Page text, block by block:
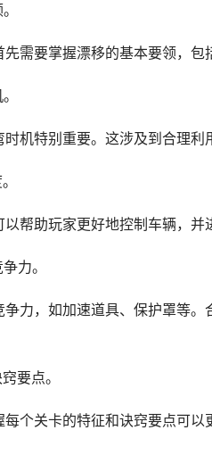
需要掌握漂移的基本要领，包
机特别重要。这涉及到合理利
帮助玩家更好地控制车辆，并
力。
力，如加速道具、保护罩等
要点。
个关卡的特征和诀窍要点可以